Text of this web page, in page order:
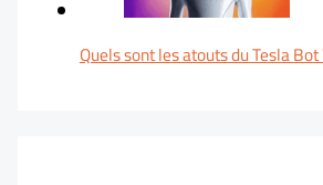
Quels sont les atouts du Tesla Bot